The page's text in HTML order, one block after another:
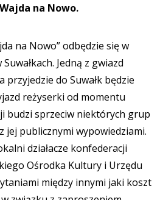
na Nowo.
na Nowo” odbędzie się w
Jedną z gwiazd
do Suwałk będzie
reżyserki od momentu
budzi sprzeciw niektórych grup
jej publicznymi wypowiedziami.
działacze konfederacji
Ośrodka Kultury i Urzędu
między innymi jaki koszt